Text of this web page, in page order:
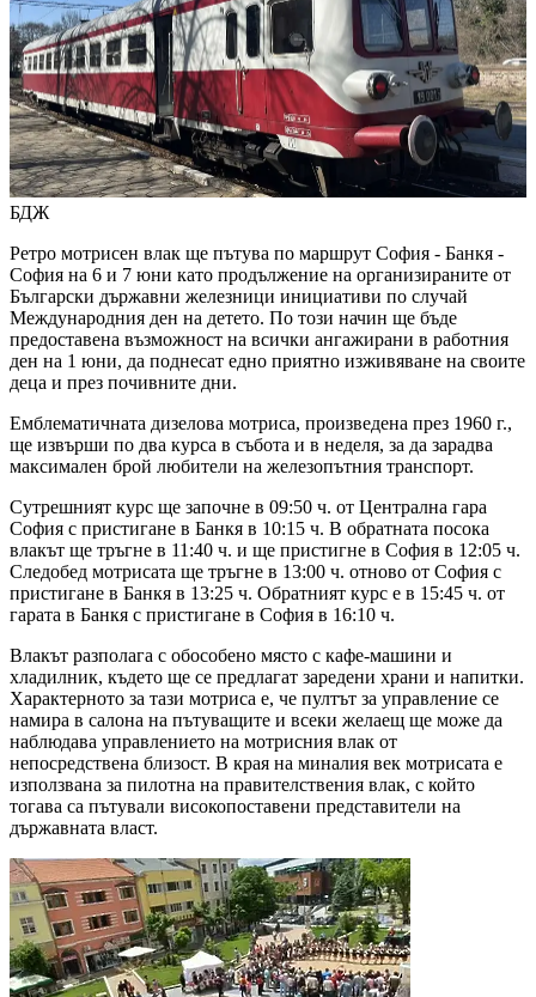
БДЖ
Ретро мотрисен влак ще пътува по маршрут София - Банкя -
София на 6 и 7 юни като продължение на организираните от
Български държавни железници инициативи по случай
Международния ден на детето. По този начин ще бъде
предоставена възможност на всички ангажирани в работния
ден на 1 юни, да поднесат едно приятно изживяване на своите
деца и през почивните дни.
Емблематичната дизелова мотриса, произведена през 1960 г.,
ще извърши по два курса в събота и в неделя, за да зарадва
максимален брой любители на железопътния транспорт.
Сутрешният курс ще започне в 09:50 ч. от Централна гара
София с пристигане в Банкя в 10:15 ч. В обратната посока
влакът ще тръгне в 11:40 ч. и ще пристигне в София в 12:05 ч.
Следобед мотрисата ще тръгне в 13:00 ч. отново от София с
пристигане в Банкя в 13:25 ч. Обратният курс е в 15:45 ч. от
гарата в Банкя с пристигане в София в 16:10 ч.
Влакът разполага с обособено място с кафе-машини и
хладилник, където ще се предлагат заредени храни и напитки.
Характерното за тази мотриса е, че пултът за управление се
намира в салона на пътуващите и всеки желаещ ще може да
наблюдава управлението на мотрисния влак от
непосредствена близост. В края на миналия век мотрисата е
използвана за пилотна на правителствения влак, с който
тогава са пътували високопоставени представители на
държавната власт.